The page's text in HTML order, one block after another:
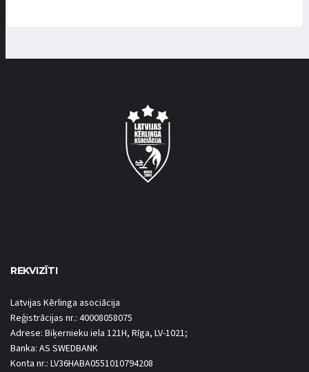
REKVIZĪTI
Latvijas Kērlinga asociācija
Reģistrācijas nr.: 40008058075
Adrese: Biķernieku iela 121H, Rīga, LV-1021;
Banka: AS SWEDBANK
Konta nr.: LV36HABA0551010794208